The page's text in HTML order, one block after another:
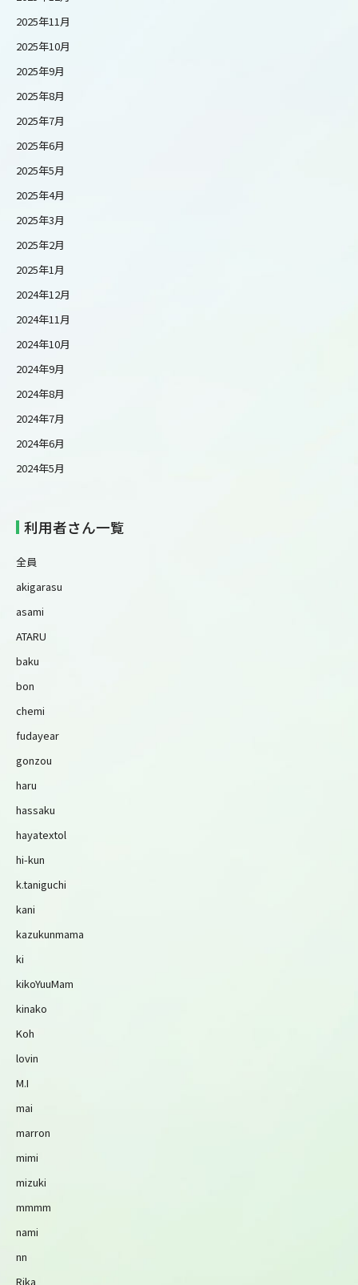
2025年11月
2025年10月
2025年9月
2025年8月
2025年7月
2025年6月
2025年5月
2025年4月
2025年3月
2025年2月
2025年1月
2024年12月
2024年11月
2024年10月
2024年9月
2024年8月
2024年7月
2024年6月
2024年5月
利用者さん一覧
全員
akigarasu
asami
ATARU
baku
bon
chemi
fudayear
gonzou
haru
hassaku
hayatextol
hi-kun
k.taniguchi
kani
kazukunmama
ki
kikoYuuMam
kinako
Koh
lovin
M.I
mai
marron
mimi
mizuki
mmmm
nami
nn
Rika